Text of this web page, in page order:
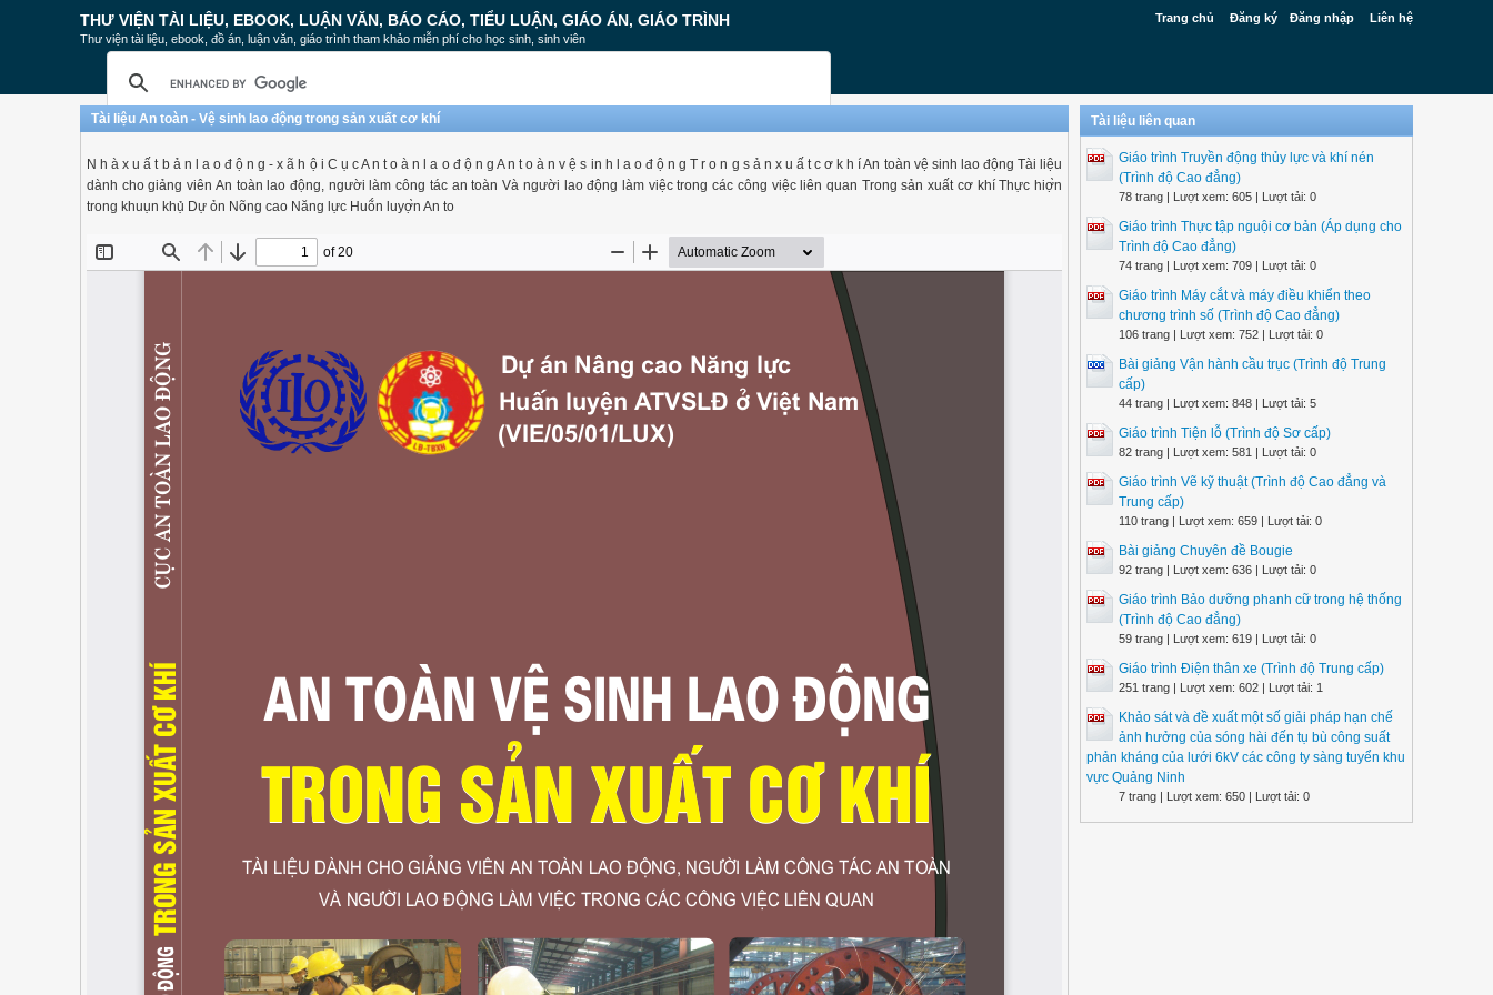
Trang chủ Đăng ký Đăng nhập Liên hệ
THƯ VIỆN TÀI LIỆU, EBOOK, LUẬN VĂN, BÁO CÁO, TIỂU LUẬN, GIÁO ÁN, GIÁO TRÌNH
Thư viện tài liệu, ebook, đồ án, luận văn, giáo trình tham khảo miễn phí cho học sinh, sinh viên
Tài liệu An toàn - Vệ sinh lao động trong sản xuất cơ khí
N h à x u ấ t b ả n l a o đ ộ n g - x ã h ộ i C ụ c A n t o à n l a o đ ộ n g A n t o à n v ệ s in h l a o đ ộ n g T r o n g s ả n x u ấ t c ơ k h í An toàn vệ sinh lao động Tài liệu
dành cho giảng viên An toàn lao động, người làm công tác an toàn Và người lao động làm việc trong các công việc liên quan Trong sản xuất cơ khí Thực hiợ̀n
trong khuụn khụ̉ Dự ỏn Nõng cao Năng lực Huṍn luyợ̀n An to
Tài liệu liên quan
Giáo trình Truyền động thủy lực và khí nén
(Trình độ Cao đẳng)
78 trang | Lượt xem: 605 | Lượt tải: 0
Giáo trình Thực tập nguội cơ bản (Áp dụng cho
Trình độ Cao đẳng)
74 trang | Lượt xem: 709 | Lượt tải: 0
Giáo trình Máy cắt và máy điều khiển theo
chương trình số (Trình độ Cao đẳng)
106 trang | Lượt xem: 752 | Lượt tải: 0
Bài giảng Vận hành cầu trục (Trình độ Trung
cấp)
44 trang | Lượt xem: 848 | Lượt tải: 5
Giáo trình Tiện lỗ (Trình độ Sơ cấp)
82 trang | Lượt xem: 581 | Lượt tải: 0
Giáo trình Vẽ kỹ thuật (Trình độ Cao đẳng và
Trung cấp)
110 trang | Lượt xem: 659 | Lượt tải: 0
Bài giảng Chuyên đề Bougie
92 trang | Lượt xem: 636 | Lượt tải: 0
Giáo trình Bảo dưỡng phanh cữ trong hệ thống
(Trình độ Cao đẳng)
59 trang | Lượt xem: 619 | Lượt tải: 0
Giáo trình Điện thân xe (Trình độ Trung cấp)
251 trang | Lượt xem: 602 | Lượt tải: 1
Khảo sát và đề xuất một số giải pháp hạn chế
ảnh hưởng của sóng hài đến tụ bù công suất
phản kháng của lưới 6kV các công ty sàng tuyển khu
vực Quảng Ninh
7 trang | Lượt xem: 650 | Lượt tải: 0